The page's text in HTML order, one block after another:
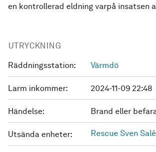
en kontrollerad eldning varpå insatsen
UTRYCKNING
Räddningsstation: Värmdö
Larm inkommer: 2024-11-09 22:48
Händelse: Brand eller
Utsända enheter: Rescue Sven